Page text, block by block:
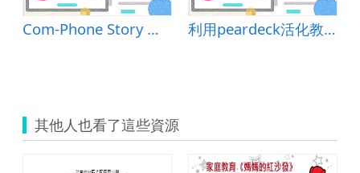
Com-Phone Story Maker 利用peardeck活化教與學
其他人也看了這些資源